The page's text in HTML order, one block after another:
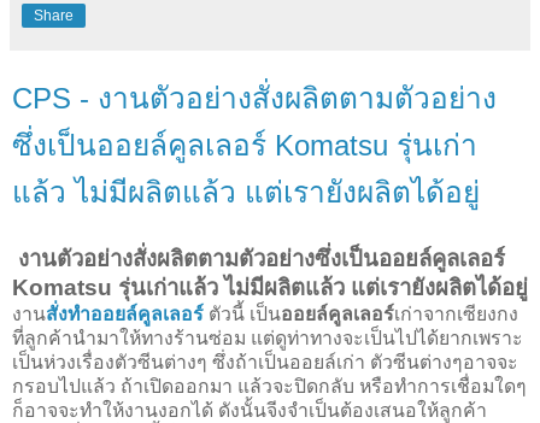
Share
CPS - งานตัวอย่างสั่งผลิตตามตัวอย่าง
ซึ่งเป็นออยล์คูลเลอร์ Komatsu รุ่นเก่า
แล้ว ไม่มีผลิตแล้ว แต่เรายังผลิตได้อยู่
งานตัวอย่างสั่งผลิตตามตัวอย่างซึ่งเป็นออยล์คูลเลอร์
Komatsu รุ่นเก่าแล้ว ไม่มีผลิตแล้ว แต่เรายังผลิตได้อยู่
งานสั่งทำออยล์คูลเลอร์ ตัวนี้ เป็นออยล์คูลเลอร์เก่าจากเซียงกง
ที่ลูกค้านำมาให้ทางร้านซ่อม แต่ดูท่าทางจะเป็นไปได้ยากเพราะ
เป็นห่วงเรื่องตัวซีนต่างๆ ซึ่งถ้าเป็นออยล์เก่า ตัวซีนต่างๆอาจจะ
กรอบไปแล้ว ถ้าเปิดออกมา แล้วจะปิดกลับ หรือทำการเชื่อมใดๆ
ก็อาจจะทำให้งานงอกได้ ดังนั้นจีงจำเป็นต้องเสนอให้ลูกค้า